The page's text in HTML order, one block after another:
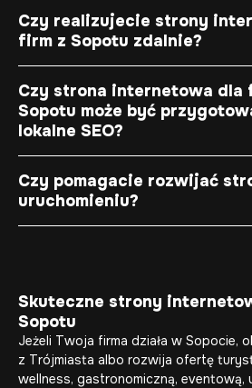
Czy realizujecie strony
firm z Sopotu zdalnie?
Czy strona internetowa dla
Sopotu może być
lokalne SEO?
Czy pomagacie rozwijać
uruchomieniu?
Skuteczne strony
Sopotu
Jeżeli Twoja firma działa w Sopocie,
z Trójmiasta albo rozwija ofertę
wellness, gastronomiczną, eventową,